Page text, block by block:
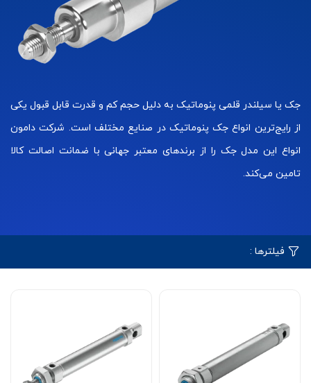
جک یا سیلندر قلمی پنوماتیک به دلیل حجم کم و قدرت قابل قبول یکی
از رایج‌ترین انواع جک پنوماتیک در صنایع مختلف است. شرکت دامون
انواع این مدل جک را از برندهای معتبر جهانی با ضمانت اصالت کالا
تامین می‌کند.
فیلترها :